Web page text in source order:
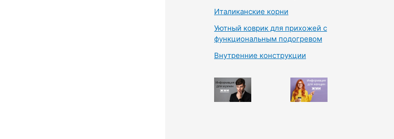
Италиканские корни
Уютный коврик для прихожей с
функциональным подогревом
Внутренние конструкции